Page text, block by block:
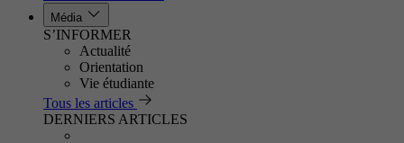
Média
S’INFORMER
Actualité
Orientation
Vie étudiante
Tous les articles
DERNIERS ARTICLES